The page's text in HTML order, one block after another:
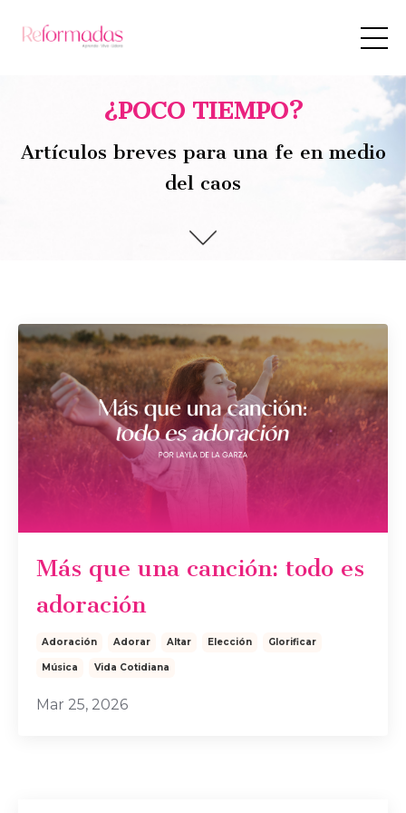
¿POCO TIEMPO?
Artículos breves para una fe en medio
del caos
Más que una canción: todo es
adoración
Adoración Adorar Altar Elección Glorificar
Música Vida Cotidiana
Mar 25, 2026